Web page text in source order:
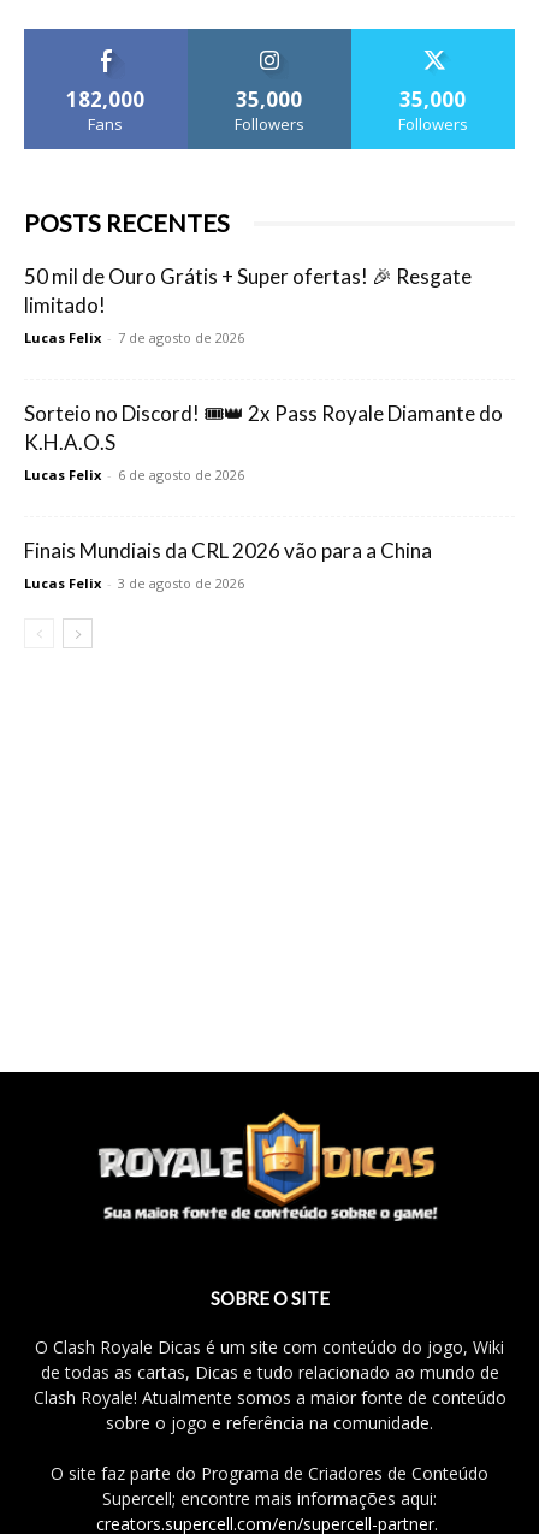
182,000
Fans
35,000
Followers
35,000
Followers
POSTS RECENTES
50 mil de Ouro Grátis + Super ofertas! 🎉 Resgate
limitado!
Lucas Felix - 7 de agosto de 2026
Sorteio no Discord! 🎟️👑 2x Pass Royale Diamante do
K.H.A.O.S
Lucas Felix - 6 de agosto de 2026
Finais Mundiais da CRL 2026 vão para a China
Lucas Felix - 3 de agosto de 2026
SOBRE O SITE
O Clash Royale Dicas é um site com conteúdo do jogo, Wiki
de todas as cartas, Dicas e tudo relacionado ao mundo de
Clash Royale! Atualmente somos a maior fonte de conteúdo
sobre o jogo e referência na comunidade.
O site faz parte do Programa de Criadores de Conteúdo
Supercell; encontre mais informações aqui:
creators.supercell.com/en/supercell-partner.